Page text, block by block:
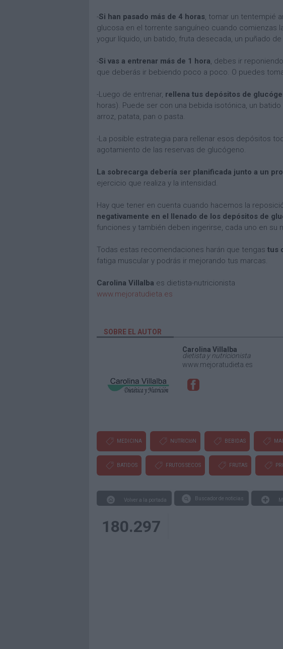
-Si han pasado más de 4 horas, tomar un tentempié
glucosa en el torrente sanguíneo cuando comienzas
yogur líquido, un batido, fruta desecada, un puñado
-Si vas a entrenar más de 1 hora, debes ir
que deberás ir bebiendo poco a poco. O puedes
-Luego de entrenar, rellena tus depósitos de
horas). Puede ser con una bebida isotónica, un
arroz, patata, pan o pasta.
-La posible estrategia para rellenar esos depósitos
agotamiento de las reservas de glucógeno.
La sobrecarga debería ser planificada junto a un
ejercicio que realiza y la intensidad.
Hay que tener en cuenta cuando hacemos la
negativamente en el llenado de los depósitos de
funciones y también deben ingerirse, cada uno en su
Todas estas recomendaciones harán que tengas tus
fatiga muscular y podrás ir mejorando tus marcas.
Carolina Villalba es dietista-nutricionista
www.mejoratudieta.es
SOBRE EL AUTOR
Carolina Villalba
dietista y nutricionista
www.mejoratudieta.es
MEDICINA NUTRICIóN BEBIDAS
BATIDOS FRUTOS SECOS FRUTAS
Volver a la portada Buscador de noticias
180.297